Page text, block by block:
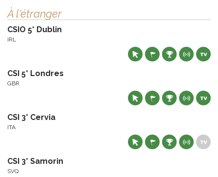
À l'étranger
CSIO 5* Dublin
IRL
CSI 5* Londres
GBR
CSI 3* Cervia
ITA
CSI 3* Samorin
SVQ